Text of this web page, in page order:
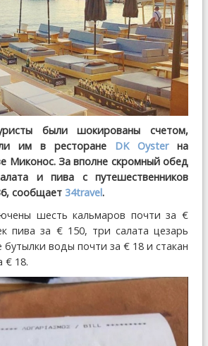
были шокированы счетом,
им в ресторане DK Oysterна
Миконос. За вполне скромный обед
и пива с путешественников
сообщает 34travel.
шесть кальмаров почти за €
пива за € 150, три салата цезарь
бутылки воды почти за € 18 и стакан
€ 18.